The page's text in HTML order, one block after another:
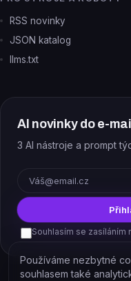
RSS novinky
JSON katalog
llms.txt
AI novinky do e-
3 AI nástroje a prompt
Souhlasím se zasíláním
Používáme nezbytné
souhlasem také